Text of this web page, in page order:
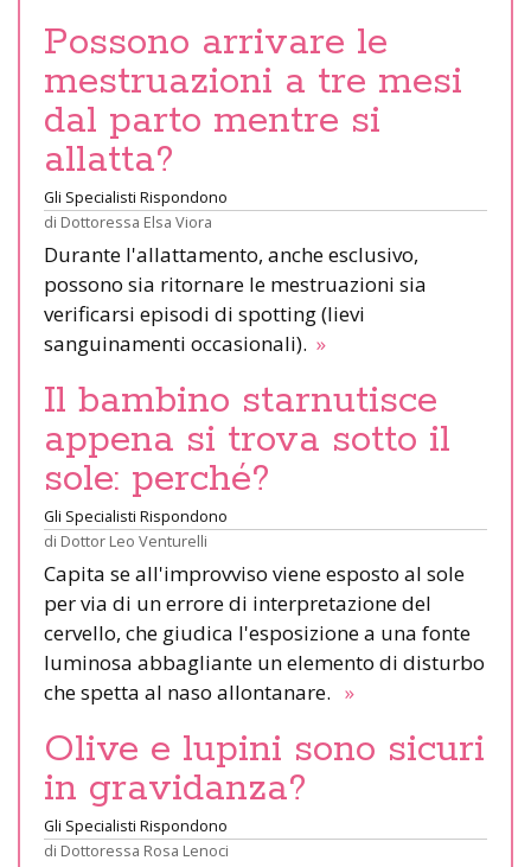
Possono arrivare le
mestruazioni a tre mesi
dal parto mentre si
allatta?
Gli Specialisti Rispondono
di Dottoressa Elsa Viora
Durante l'allattamento, anche esclusivo,
possono sia ritornare le mestruazioni sia
verificarsi episodi di spotting (lievi
sanguinamenti occasionali). »
Il bambino starnutisce
appena si trova sotto il
sole: perché?
Gli Specialisti Rispondono
di Dottor Leo Venturelli
Capita se all'improvviso viene esposto al sole
per via di un errore di interpretazione del
cervello, che giudica l'esposizione a una fonte
luminosa abbagliante un elemento di disturbo
che spetta al naso allontanare. »
Olive e lupini sono sicuri
in gravidanza?
Gli Specialisti Rispondono
di Dottoressa Rosa Lenoci